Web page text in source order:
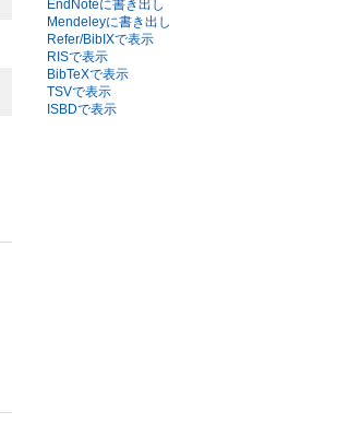
EndNoteに書き出し
Mendeleyに書き出し
Refer/BibIXで表示
RISで表示
BibTeXで表示
TSVで表示
ISBDで表示